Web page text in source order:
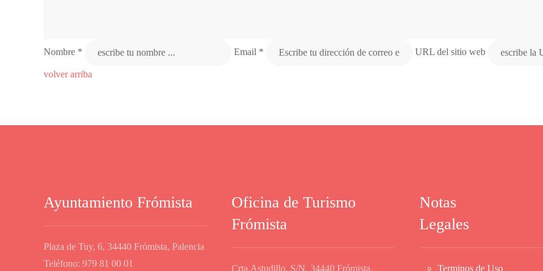
Nombre * Email * URL del sitio web
volver arriba
Ayuntamiento Frómista
Plaza de Tuy, 6, 34440 Frómista, Palencia
Teléfono: 979 81 00 01
Oficina de Turismo
Frómista
Crta.Astudillo, S/N. 34440 Frómista,
Notas
Legales
Terminos de Uso